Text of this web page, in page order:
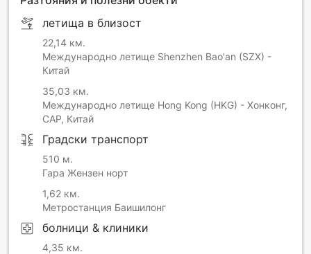
летища в близост
22,14 км.
Международно летище Shenzhen Bao'an (SZX) -
Китай
35,03 км.
Международно летище Hong Kong (HKG) - Хонконг,
САР, Китай
Градски транспорт
510 м.
Гара Жензен норт
1,62 км.
Метростанция Баишилонг
болници & клиники
4,35 км.